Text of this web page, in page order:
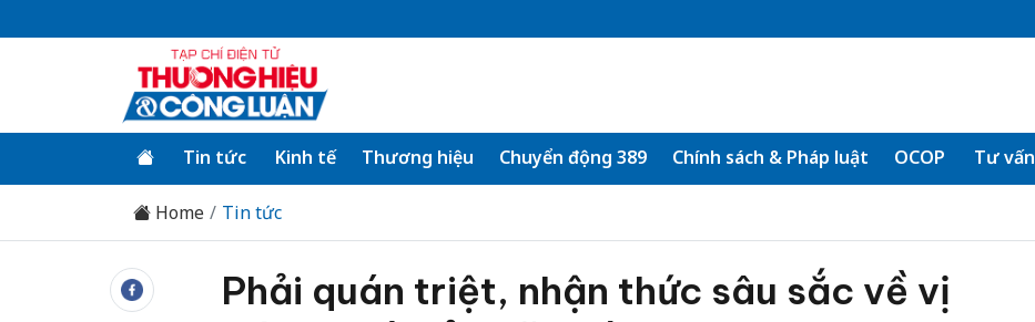
Tin tức Kinh tế Thương hiệu Chuyển động 389 Chính sách & Pháp luật OCOP Tư vấn
Home Tin tức
Phải quán triệt, nhận thức sâu sắc về vị